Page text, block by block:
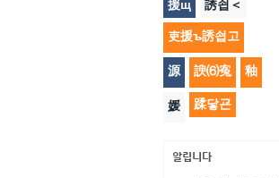
援щ 誘쇱＜
吏援ъ誘쇱고
源 諛⑹寃 釉
媛 蹂닿굔